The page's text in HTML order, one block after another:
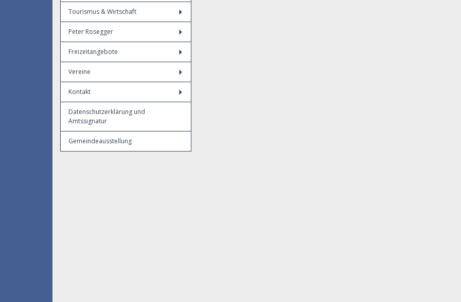
Tourismus & Wirtschaft
Peter Rosegger
Freizeitangebote
Vereine
Kontakt
Datenschutzerklärung und
Amtssignatur
Gemeindeausstellung